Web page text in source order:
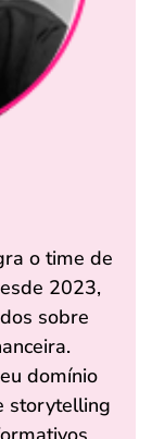
o time de
2023,
sobre
domínio
storytelling